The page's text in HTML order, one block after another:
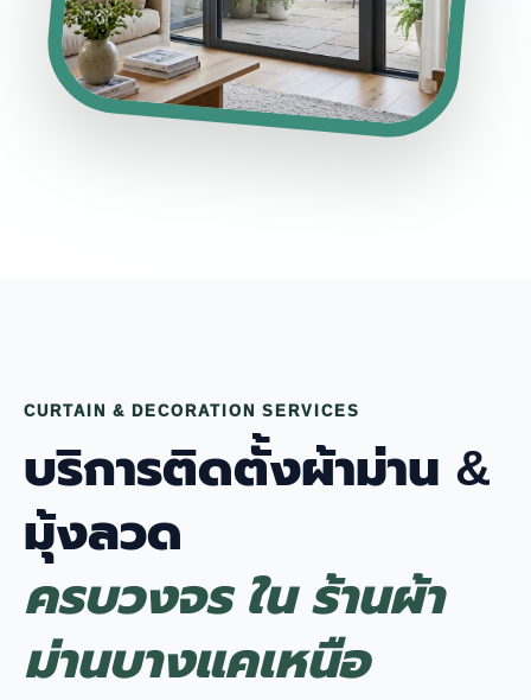
CURTAIN & DECORATION SERVICES
บริการติดตั้งผ้าม่าน &
มุ้งลวด
ครบวงจร ใน ร้านผ้า
ม่านบางแคเหนือ